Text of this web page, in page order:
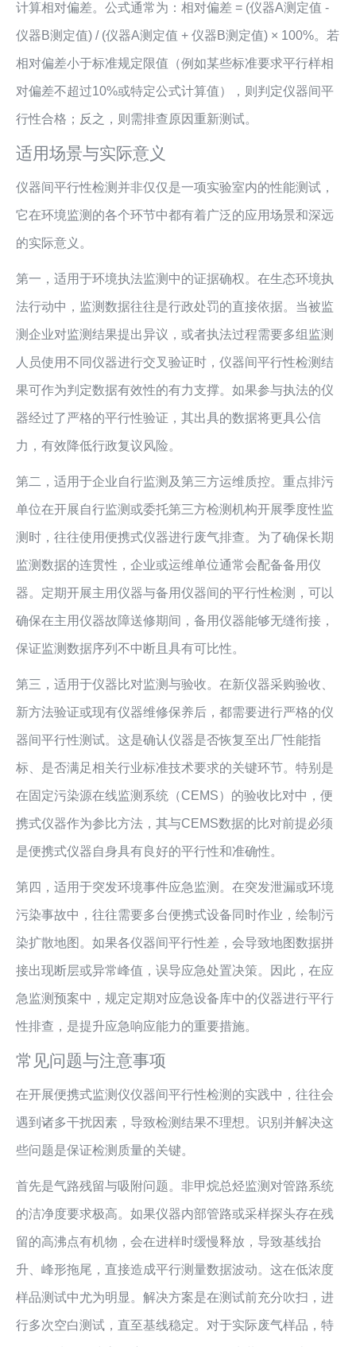
计算相对偏差。公式通常为：相对偏差 = (仪器A测定值 -
仪器B测定值) / (仪器A测定值 + 仪器B测定值) × 100%。若
相对偏差小于标准规定限值（例如某些标准要求平行样相
对偏差不超过10%或特定公式计算值），则判定仪器间平
行性合格；反之，则需排查原因重新测试。
适用场景与实际意义
仪器间平行性检测并非仅仅是一项实验室内的性能测试，
它在环境监测的各个环节中都有着广泛的应用场景和深远
的实际意义。
第一，适用于环境执法监测中的证据确权。在生态环境执
法行动中，监测数据往往是行政处罚的直接依据。当被监
测企业对监测结果提出异议，或者执法过程需要多组监测
人员使用不同仪器进行交叉验证时，仪器间平行性检测结
果可作为判定数据有效性的有力支撑。如果参与执法的仪
器经过了严格的平行性验证，其出具的数据将更具公信
力，有效降低行政复议风险。
第二，适用于企业自行监测及第三方运维质控。重点排污
单位在开展自行监测或委托第三方检测机构开展季度性监
测时，往往使用便携式仪器进行废气排查。为了确保长期
监测数据的连贯性，企业或运维单位通常会配备备用仪
器。定期开展主用仪器与备用仪器间的平行性检测，可以
确保在主用仪器故障送修期间，备用仪器能够无缝衔接，
保证监测数据序列不中断且具有可比性。
第三，适用于仪器比对监测与验收。在新仪器采购验收、
新方法验证或现有仪器维修保养后，都需要进行严格的仪
器间平行性测试。这是确认仪器是否恢复至出厂性能指
标、是否满足相关行业标准技术要求的关键环节。特别是
在固定污染源在线监测系统（CEMS）的验收比对中，便
携式仪器作为参比方法，其与CEMS数据的比对前提必须
是便携式仪器自身具有良好的平行性和准确性。
第四，适用于突发环境事件应急监测。在突发泄漏或环境
污染事故中，往往需要多台便携式设备同时作业，绘制污
染扩散地图。如果各仪器间平行性差，会导致地图数据拼
接出现断层或异常峰值，误导应急处置决策。因此，在应
急监测预案中，规定定期对应急设备库中的仪器进行平行
性排查，是提升应急响应能力的重要措施。
常见问题与注意事项
在开展便携式监测仪仪器间平行性检测的实践中，往往会
遇到诸多干扰因素，导致检测结果不理想。识别并解决这
些问题是保证检测质量的关键。
首先是气路残留与吸附问题。非甲烷总烃监测对管路系统
的洁净度要求极高。如果仪器内部管路或采样探头存在残
留的高沸点有机物，会在进样时缓慢释放，导致基线抬
升、峰形拖尾，直接造成平行测量数据波动。这在低浓度
样品测试中尤为明显。解决方案是在测试前充分吹扫，进
行多次空白测试，直至基线稳定。对于实际废气样品，特